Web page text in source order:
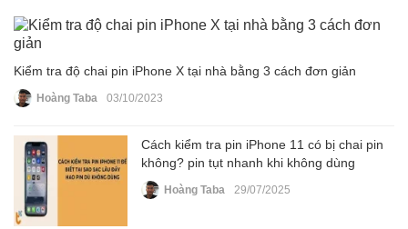
Kiểm tra độ chai pin iPhone X tại nhà bằng 3 cách đơn giản
Hoàng Taba 03/10/2023
Cách kiểm tra pin iPhone 11 có bị chai pin
không? pin tụt nhanh khi không dùng
Hoàng Taba 29/07/2025